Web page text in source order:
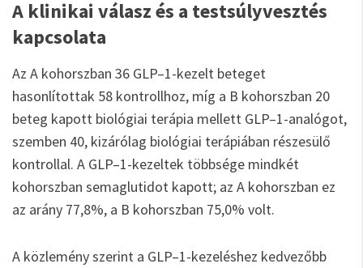
A klinikai válasz és a testsúlyvesztés
kapcsolata
Az A kohorszban 36 GLP–1-kezelt beteget
hasonlítottak 58 kontrollhoz, míg a B kohorszban 20
beteg kapott biológiai terápia mellett GLP–1-analógot,
szemben 40, kizárólag biológiai terápiában részesülő
kontrollal. A GLP–1-kezeltek többsége mindkét
kohorszban semaglutidot kapott; az A kohorszban ez
az arány 77,8%, a B kohorszban 75,0% volt.
A közlemény szerint a GLP–1-kezeléshez kedvezőbb